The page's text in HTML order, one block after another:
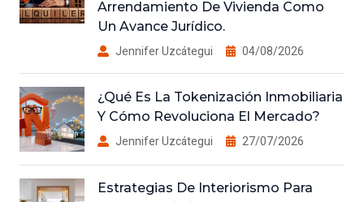
Arrendamiento De Vivienda Como
Un Avance Jurídico.
Jennifer Uzcátegui 04/08/2026
¿Qué Es La Tokenización Inmobiliaria
Y Cómo Revoluciona El Mercado?
Jennifer Uzcátegui 27/07/2026
Estrategias De Interiorismo Para